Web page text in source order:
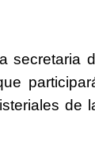
de